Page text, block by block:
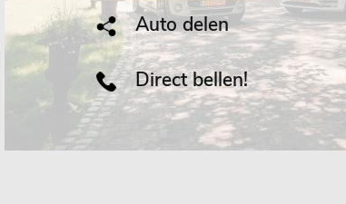
Auto delen
Direct bellen!